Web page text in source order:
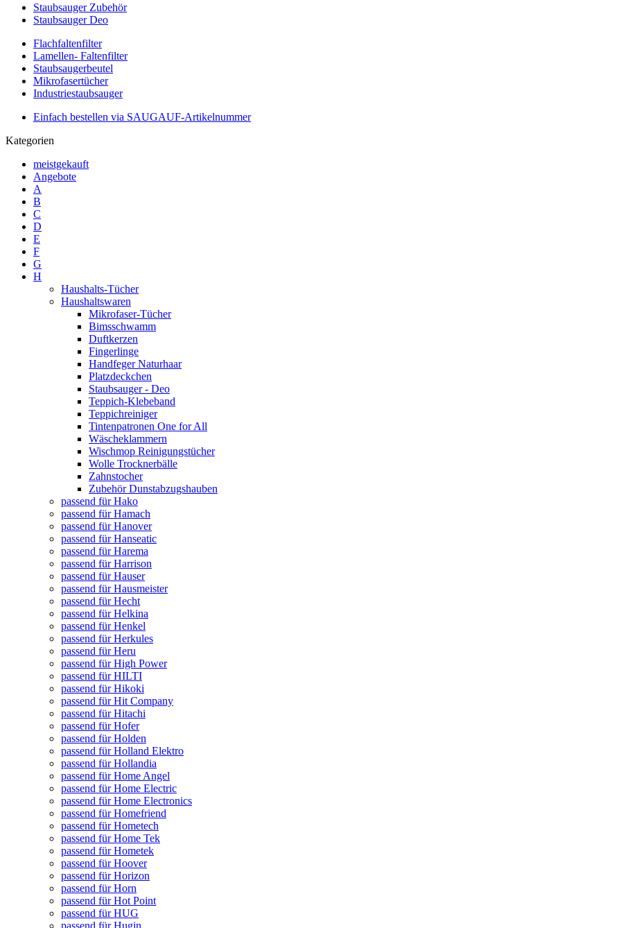
Staubsauger Zubehör
Staubsauger Deo
Flachfaltenfilter
Lamellen- Faltenfilter
Staubsaugerbeutel
Mikrofasertücher
Industriestaubsauger
Einfach bestellen via SAUGAUF-Artikelnummer
Kategorien
meistgekauft
Angebote
A
B
C
D
E
F
G
H
Haushalts-Tücher
Haushaltswaren
Mikrofaser-Tücher
Bimsschwamm
Duftkerzen
Fingerlinge
Handfeger Naturhaar
Platzdeckchen
Staubsauger - Deo
Teppich-Klebeband
Teppichreiniger
Tintenpatronen One for All
Wäscheklammern
Wischmop Reinigungstücher
Wolle Trocknerbälle
Zahnstocher
Zubehör Dunstabzugshauben
passend für Hako
passend für Hamach
passend für Hanover
passend für Hanseatic
passend für Harema
passend für Harrison
passend für Hauser
passend für Hausmeister
passend für Hecht
passend für Helkina
passend für Henkel
passend für Herkules
passend für Heru
passend für High Power
passend für HILTI
passend für Hikoki
passend für Hit Company
passend für Hitachi
passend für Hofer
passend für Holden
passend für Holland Elektro
passend für Hollandia
passend für Home Angel
passend für Home Electric
passend für Home Electronics
passend für Homefriend
passend für Hometech
passend für Home Tek
passend für Hometek
passend für Hoover
passend für Horizon
passend für Horn
passend für Hot Point
passend für HUG